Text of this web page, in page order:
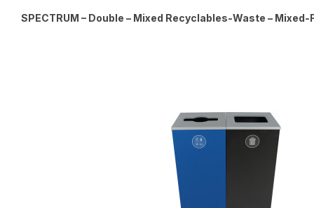
SPECTRUM – Double – Mixed Recyclables-Waste – Mixed-